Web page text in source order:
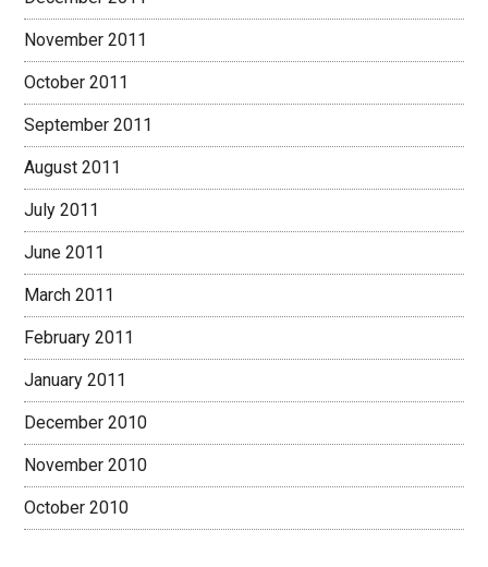
November 2011
October 2011
September 2011
August 2011
July 2011
June 2011
March 2011
February 2011
January 2011
December 2010
November 2010
October 2010